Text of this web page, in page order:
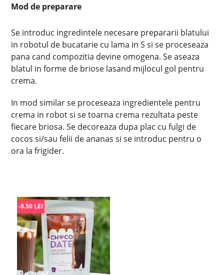
Mod de preparare
Se introduc ingredintele necesare prepararii blatului
in robotul de bucatarie cu lama in S si se proceseaza
pana cand compozitia devine omogena. Se aseaza
blatul in forme de briose lasand mijlocul gol pentru
crema.
In mod similar se proceseaza ingredientele pentru
crema in robot si se toarna crema rezultata peste
fiecare briosa. Se decoreaza dupa plac cu fulgi de
cocos si/sau felii de ananas si se introduc pentru o
ora la frigider.
-8.50 LEI